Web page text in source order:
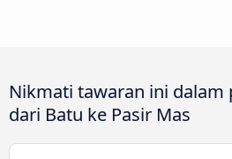
Nikmati tawaran ini dalam
dari Batu ke Pasir Mas